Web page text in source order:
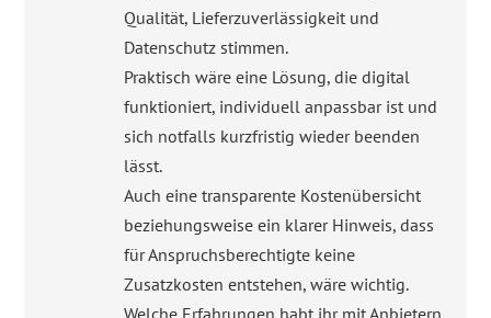
Qualität, Lieferzuverlässigkeit und
Datenschutz stimmen.
Praktisch wäre eine Lösung, die digital
funktioniert, individuell anpassbar ist und
sich notfalls kurzfristig wieder beenden
lässt.
Auch eine transparente Kostenübersicht
beziehungsweise ein klarer Hinweis, dass
für Anspruchsberechtigte keine
Zusatzkosten entstehen, wäre wichtig.
Welche Erfahrungen habt ihr mit Anbietern,